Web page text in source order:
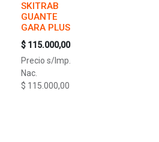
SKITRAB
GUANTE
GARA PLUS
$ 115.000,00
Precio s/Imp.
Nac.
$ 115.000,00